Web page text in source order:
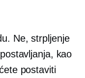
Ne, strpljenje
kao
postaviti